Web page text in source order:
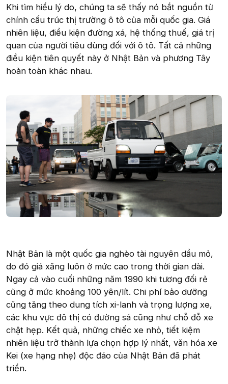
Khi tìm hiểu lý do, chúng ta sẽ thấy nó bắt nguồn từ
chính cấu trúc thị trường ô tô của mỗi quốc gia. Giá
nhiên liệu, điều kiện đường xá, hệ thống thuế, giá trị
quan của người tiêu dùng đối với ô tô. Tất cả những
điều kiện tiên quyết này ở Nhật Bản và phương Tây
hoàn toàn khác nhau.
Nhật Bản là một quốc gia nghèo tài nguyên dầu mỏ,
do đó giá xăng luôn ở mức cao trong thời gian dài.
Ngay cả vào cuối những năm 1990 khi tương đối rẻ
cũng ở mức khoảng 100 yên/lít. Chi phí bảo dưỡng
cũng tăng theo dung tích xi-lanh và trọng lượng xe,
các khu vực đô thị có đường sá cũng như chỗ đỗ xe
chật hẹp. Kết quả, những chiếc xe nhỏ, tiết kiệm
nhiên liệu trở thành lựa chọn hợp lý nhất, văn hóa xe
Kei (xe hạng nhẹ) độc đáo của Nhật Bản đã phát
triển.